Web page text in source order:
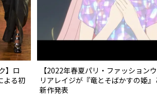
】ロ
よる初
【2022年春夏パリ・ファッション
リアレイジが『竜とそばかすの姫
新作発表